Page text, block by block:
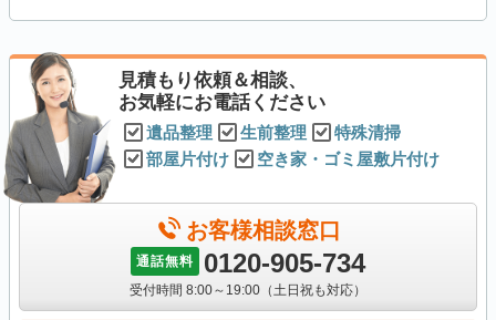
見積もり依頼＆相談、
お気軽にお電話ください
遺品整理 生前整理
特殊清掃
部屋片付け
空き家・ゴミ屋敷片付け
お客様相談窓口
通話無料 0120-905-734
受付時間 8:00～19:00（土日祝も対応）